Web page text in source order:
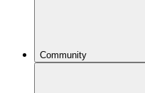
Community